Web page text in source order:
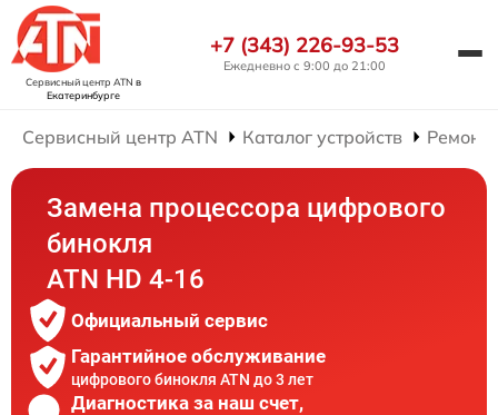
Сервисный центр ATN в
Екатеринбурге
+7 (343) 226-93-53
Ежедневно с 9:00 до 21:00
Сервисный центр ATN Каталог устройств Ремонт
Замена процессора цифрового
бинокля
ATN HD 4-16
Официальный сервис
Гарантийное обслуживание
цифрового бинокля ATN до 3 лет
Диагностика за наш счет,